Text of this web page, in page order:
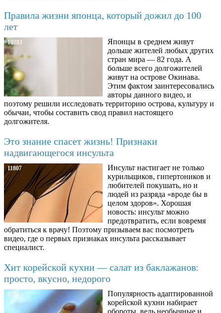
Правила жизни японца, который дожил до 100
лет
10283
Японцы в среднем живут
дольше жителей любых других
стран мира — 82 года. А
больше всего долгожителей
живут на острове Окинава.
Этим фактом заинтересовались
авторы данного видео, и
поэтому решили исследовать территорию острова, культуру и
обычаи, чтобы составить свод правил настоящего
долгожителя.
Это знание спасет жизнь! Признаки
надвигающегося инсульта
11807
Инсульт настигает не только
курильщиков, гипертоников и
любителей покушать, но и
людей из разряда «вроде бы в
целом здоров». Хорошая
новость: инсульт можно
предотвратить, если вовремя
обратиться к врачу! Поэтому призываем вас посмотреть
видео, где о первых признаках инсульта рассказывает
специалист.
Хит корейской кухни — салат из баклажанов:
просто, вкусно, недорого
6734
Популярность адаптированной
корейской кухни набирает
обороты, ведь необычные и